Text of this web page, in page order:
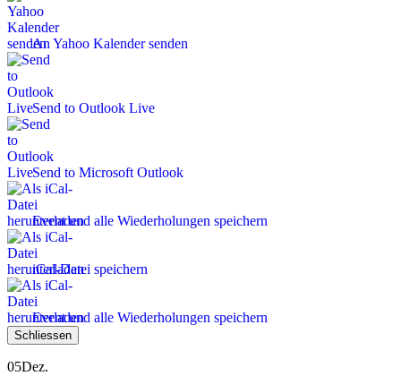
An Yahoo Kalender senden
Send to Outlook Live
Send to Microsoft Outlook
Event und alle Wiederholungen speichern
iCal-Datei speichern
Event und alle Wiederholungen speichern
Schliessen
05Dez.